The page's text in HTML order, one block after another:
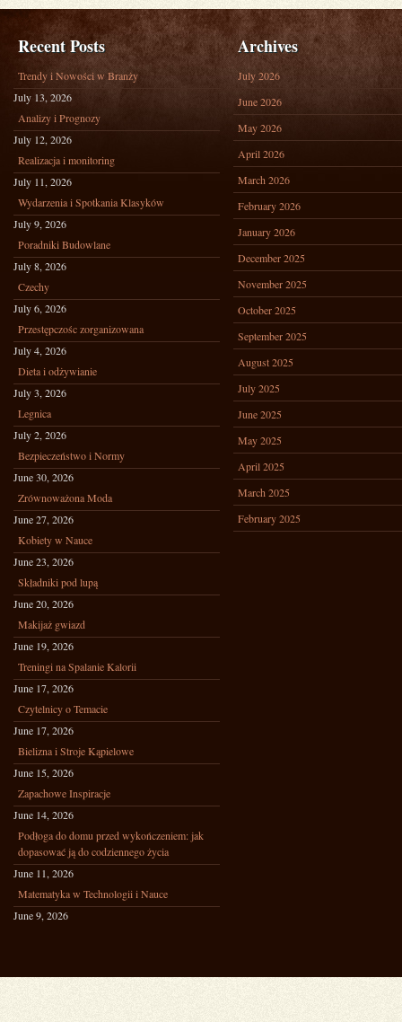
Recent Posts
Trendy i Nowości w Branży
July 13, 2026
Analizy i Prognozy
July 12, 2026
Realizacja i monitoring
July 11, 2026
Wydarzenia i Spotkania Klasyków
July 9, 2026
Poradniki Budowlane
July 8, 2026
Czechy
July 6, 2026
Przestępczośc zorganizowana
July 4, 2026
Dieta i odżywianie
July 3, 2026
Legnica
July 2, 2026
Bezpieczeństwo i Normy
June 30, 2026
Zrównoważona Moda
June 27, 2026
Kobiety w Nauce
June 23, 2026
Składniki pod lupą
June 20, 2026
Makijaż gwiazd
June 19, 2026
Treningi na Spalanie Kalorii
June 17, 2026
Czytelnicy o Temacie
June 17, 2026
Bielizna i Stroje Kąpielowe
June 15, 2026
Zapachowe Inspiracje
June 14, 2026
Podłoga do domu przed wykończeniem: jak
dopasować ją do codziennego życia
June 11, 2026
Matematyka w Technologii i Nauce
June 9, 2026
Archives
July 2026
June 2026
May 2026
April 2026
March 2026
February 2026
January 2026
December 2025
November 2025
October 2025
September 2025
August 2025
July 2025
June 2025
May 2025
April 2025
March 2025
February 2025